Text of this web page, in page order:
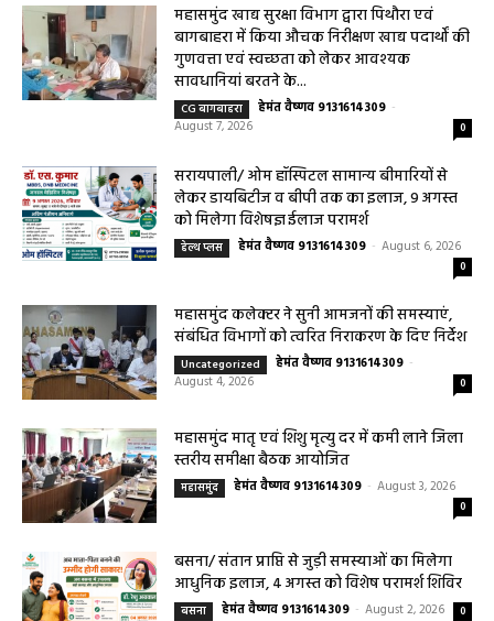
महासमुंद खाद्य सुरक्षा विभाग द्वारा पिथौरा एवं
बागबाहरा में किया औचक निरीक्षण खाद्य पदार्थों की
गुणवत्ता एवं स्वच्छता को लेकर आवश्यक
सावधानियां बरतने के...
CG बागबाहरा हेमंत वैष्णव 9131614309 -
August 7, 2026
0
सरायपाली/ ओम हॉस्पिटल सामान्य बीमारियों से
लेकर डायबिटीज व बीपी तक का इलाज, 9 अगस्त
को मिलेगा विशेषज्ञ ईलाज परामर्श
हेल्थ प्लस हेमंत वैष्णव 9131614309 - August 6, 2026
0
महासमुंद कलेक्टर ने सुनी आमजनों की समस्याएं,
संबंधित विभागों को त्वरित निराकरण के दिए निर्देश
Uncategorized हेमंत वैष्णव 9131614309 -
August 4, 2026
0
महासमुंद मातृ एवं शिशु मृत्यु दर में कमी लाने जिला
स्तरीय समीक्षा बैठक आयोजित
महासमुंद हेमंत वैष्णव 9131614309 - August 3, 2026
0
बसना/ संतान प्राप्ति से जुड़ी समस्याओं का मिलेगा
आधुनिक इलाज, 4 अगस्त को विशेष परामर्श शिविर
बसना हेमंत वैष्णव 9131614309 - August 2, 2026 0